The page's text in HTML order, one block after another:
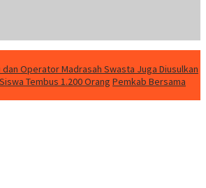
Operator Madrasah Swasta Juga Diusulkan
Tembus 1.200 Orang Pemkab Bersama